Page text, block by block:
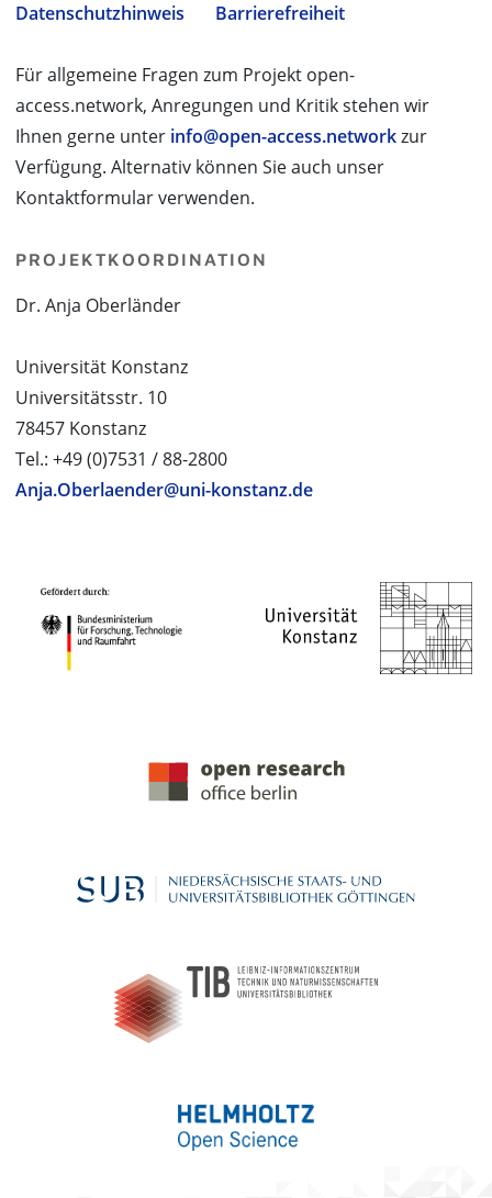
Datenschutzhinweis
Barrierefreiheit
Für allgemeine Fragen zum Projekt open-
access.network, Anregungen und Kritik stehen wir
Ihnen gerne unter info@open-access.networkzur
Verfügung. Alternativ können Sie auch unser
Kontaktformular verwenden.
PROJEKTKOORDINATION
Dr. Anja Oberländer
Universität Konstanz
Universitätsstr. 10
78457 Konstanz
Tel.: +49 (0)7531 / 88-2800
Anja.Oberlaender@uni-konstanz.de